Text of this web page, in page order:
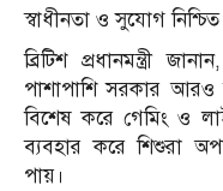
স্বাধীনতা ও সুযোগ
ব্রিটিশ প্রধানমন্ত্রী
পাশাপাশি সরকার আরও
বিশেষ করে গেমিং ও
ব্যবহার করে শিশুরা
পায়।